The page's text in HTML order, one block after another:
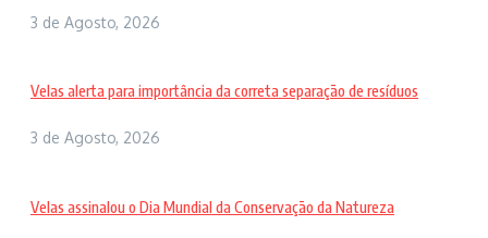
3 de Agosto, 2026
Velas alerta para importância da correta separação de resíduos
3 de Agosto, 2026
Velas assinalou o Dia Mundial da Conservação da Natureza